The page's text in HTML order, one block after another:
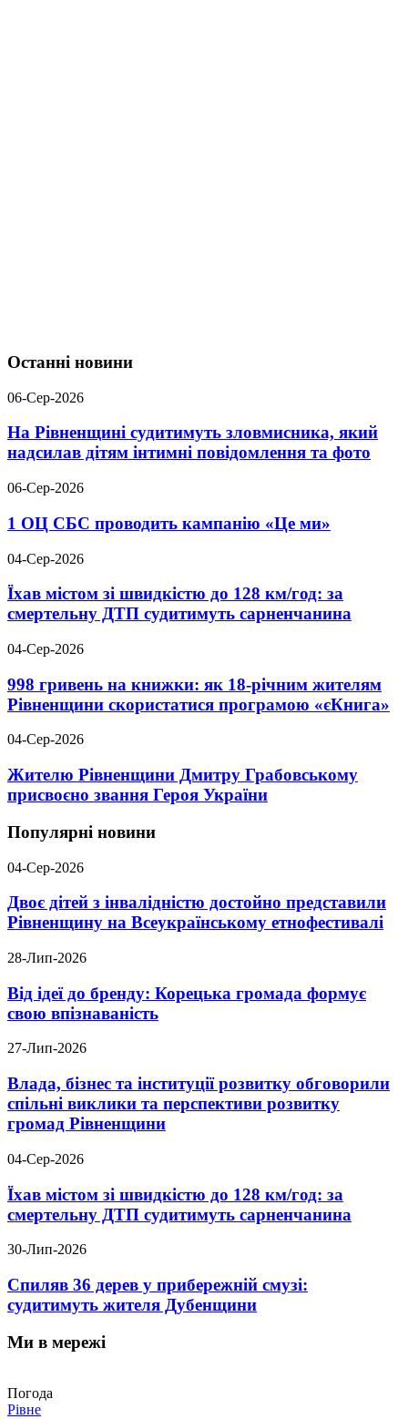
Останні новини
06-Сер-2026
На Рівненщині судитимуть зловмисника, який
надсилав дітям інтимні повідомлення та фото
06-Сер-2026
1 ОЦ СБС проводить кампанію «Це ми»
04-Сер-2026
Їхав містом зі швидкістю до 128 км/год: за
смертельну ДТП судитимуть сарненчанина
04-Сер-2026
998 гривень на книжки: як 18-річним жителям
Рівненщини скористатися програмою «єКнига»
04-Сер-2026
Жителю Рівненщини Дмитру Грабовському
присвоєно звання Героя України
Популярні новини
04-Сер-2026
Двоє дітей з інвалідністю достойно представили
Рівненщину на Всеукраїнському етнофестивалі
28-Лип-2026
Від ідеї до бренду: Корецька громада формує
свою впізнаваність
27-Лип-2026
Влада, бізнес та інституції розвитку обговорили
спільні виклики та перспективи розвитку
громад Рівненщини
04-Сер-2026
Їхав містом зі швидкістю до 128 км/год: за
смертельну ДТП судитимуть сарненчанина
30-Лип-2026
Спиляв 36 дерев у прибережній смузі:
судитимуть жителя Дубенщини
Ми в мережі
Погода
Рівне